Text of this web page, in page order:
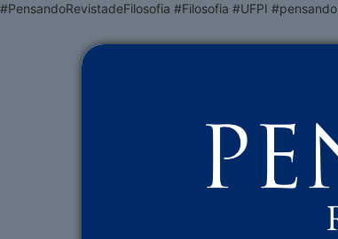
#PensandoRevistadeFilosofia #Filosofia #UFPI #pensando